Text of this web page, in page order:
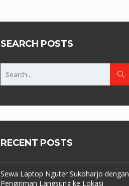
SEARCH POSTS
RECENT POSTS
Sewa Laptop Nguter Sukoharjo dengan
Pengiriman Langsung ke Lokasi